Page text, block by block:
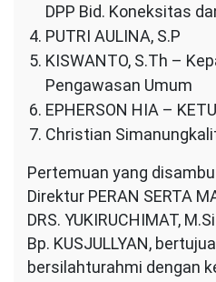
DPP Bid. Koneksitas
PUTRI AULINA, S.P
KISWANTO, S.Th –
Pengawasan Umum
EPHERSON HIA –
Christian
Pertemuan yang
Direktur PERAN SERTA
DRS. YUKIRUCHIMAT,
Bp. KUSJULLYAN,
bersilahturahmi dengan